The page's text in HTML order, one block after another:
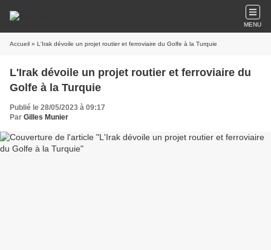
MENU
Accueil » L'Irak dévoile un projet routier et ferroviaire du Golfe à la Turquie
L'Irak dévoile un projet routier et ferroviaire du
Golfe à la Turquie
Publié le 28/05/2023 à 09:17
Par Gilles Munier